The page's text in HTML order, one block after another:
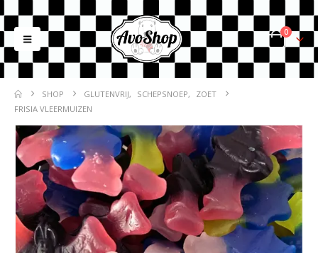
0
SHOP GLUTENVRIJ, SCHEPSNOEP,
ZOET
FRISIA VLEERMUIZEN